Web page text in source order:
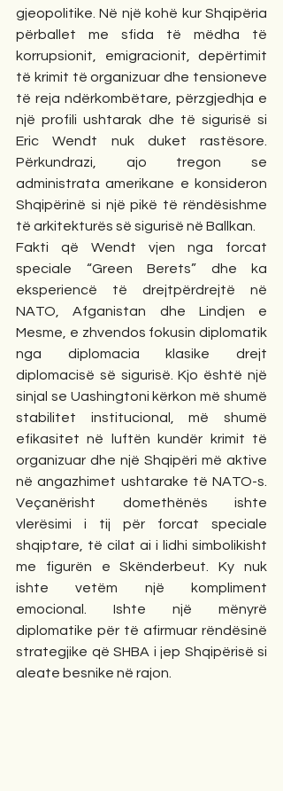
gjeopolitike. Në një kohë kur Shqipëria
përballet me sfida të mëdha të
korrupsionit, emigracionit, depërtimit
të krimit të organizuar dhe tensioneve
të reja ndërkombëtare, përzgjedhja e
një profili ushtarak dhe të sigurisë si
Eric Wendt nuk duket rastësore.
Përkundrazi, ajo tregon se
administrata amerikane e konsideron
Shqipërinë si një pikë të rëndësishme
të arkitekturës së sigurisë në Ballkan.
Fakti që Wendt vjen nga forcat
speciale “Green Berets” dhe ka
eksperiencë të drejtpërdrejtë në
NATO, Afganistan dhe Lindjen e
Mesme, e zhvendos fokusin diplomatik
nga diplomacia klasike drejt
diplomacisë së sigurisë. Kjo është një
sinjal se Uashingtoni kërkon më shumë
stabilitet institucional, më shumë
efikasitet në luftën kundër krimit të
organizuar dhe një Shqipëri më aktive
në angazhimet ushtarake të NATO-s.
Veçanërisht domethënës ishte
vlerësimi i tij për forcat speciale
shqiptare, të cilat ai i lidhi simbolikisht
me figurën e Skënderbeut. Ky nuk
ishte vetëm një kompliment
emocional. Ishte një mënyrë
diplomatike për të afirmuar rëndësinë
strategjike që SHBA i jep Shqipërisë si
aleate besnike në rajon.